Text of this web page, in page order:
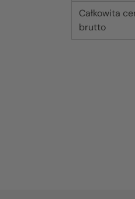
Całkowita
brutto